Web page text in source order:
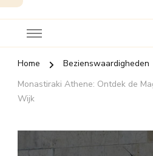
Home
Bezienswaardigheden
Monastiraki Athene: Ontdek de
Wijk